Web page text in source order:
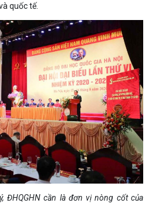
quốc tế.
ĐHQGHN cần là đơn vị nòng cốt của